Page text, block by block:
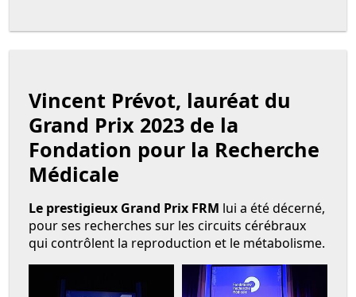
Vincent Prévot, lauréat du
Grand Prix 2023 de la
Fondation pour la Recherche
Médicale
Le prestigieux Grand Prix FRM lui a été décerné,
pour ses recherches sur les circuits cérébraux
qui contrôlent la reproduction et le métabolisme.